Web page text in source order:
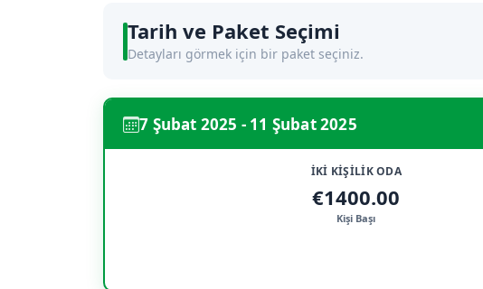
Tarih ve Paket Seçimi
Detayları görmek için bir paket seçiniz.
7 Şubat 2025 - 11 Şubat 2025
İKİ KİŞİLİK ODA
€1400.00
Kişi Başı